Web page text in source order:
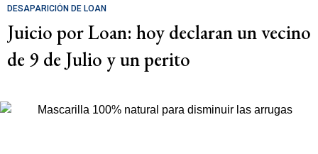
DESAPARICIÓN DE LOAN
Juicio por Loan: hoy declaran un vecino
de 9 de Julio y un perito